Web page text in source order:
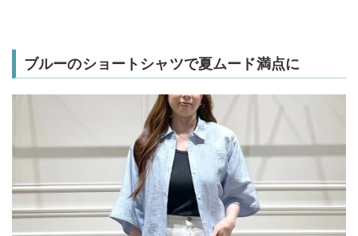
ブルーのショートシャツで夏ムード満点に